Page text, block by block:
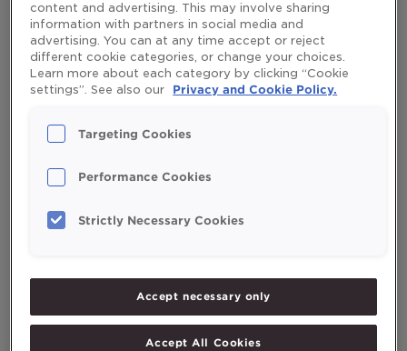
Portions – +
Ingrédients
de beurre
naturel de citron
Préparation
content and advertising. This may involve sharing
information with partners in social media and
advertising. You can at any time accept or reject
different cookie categories, or change your choices.
Learn more about each category by clicking “Cookie
settings”. See also our
Privacy and Cookie Policy.
Targeting Cookies
Performance Cookies
Strictly Necessary Cookies
Accept necessary only
Accept All Cookies